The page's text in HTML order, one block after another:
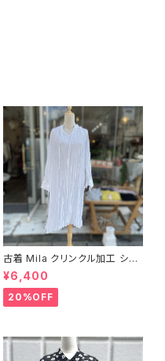
古着 Mila クリンクル加工 シャ
ツワンピース
¥6,400
20%OFF